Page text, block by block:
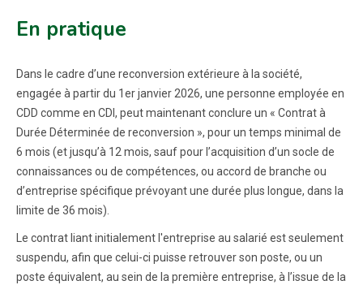
En pratique
Dans le cadre d’une reconversion extérieure à la société,
engagée à partir du 1er janvier 2026, une personne employée en
CDD comme en CDI, peut maintenant conclure un « Contrat à
Durée Déterminée de reconversion », pour un temps minimal de
6 mois (et jusqu’à 12 mois, sauf pour l’acquisition d’un socle de
connaissances ou de compétences, ou accord de branche ou
d’entreprise spécifique prévoyant une durée plus longue, dans la
limite de 36 mois).
Le contrat liant initialement l'entreprise au salarié est seulement
suspendu, afin que celui-ci puisse retrouver son poste, ou un
poste équivalent, au sein de la première entreprise, à l’issue de la